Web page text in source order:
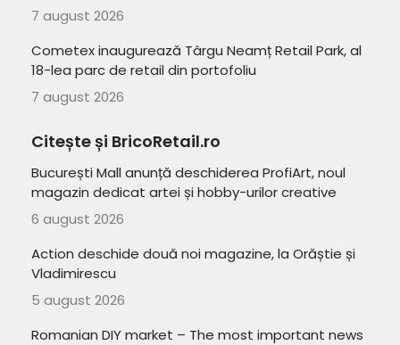
7 august 2026
Cometex inaugurează Târgu Neamț Retail Park, al
18-lea parc de retail din portofoliu
7 august 2026
Citește și BricoRetail.ro
București Mall anunță deschiderea ProfiArt, noul
magazin dedicat artei și hobby-urilor creative
6 august 2026
Action deschide două noi magazine, la Orăștie și
Vladimirescu
5 august 2026
Romanian DIY market – The most important news